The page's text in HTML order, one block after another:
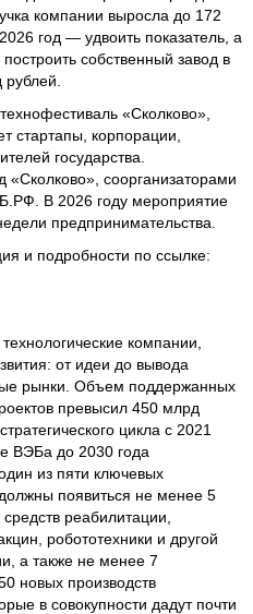
компании выросла до 172
год — удвоить показатель, а
собственный завод в
«Сколково»,
стартапы, корпорации,
государства.
соорганизаторами
В 2026 году мероприятие
предпринимательства.
и подробности по ссылке:
компании,
от идеи до вывода
рынки. Объем поддержанных
превысил 450 млрд
цикла с 2021
ВЭБа до 2030 года
из пяти ключевых
появиться не менее 5
реабилитации,
робототехники и другой
а также не менее 7
новых производств
в совокупности дадут почти